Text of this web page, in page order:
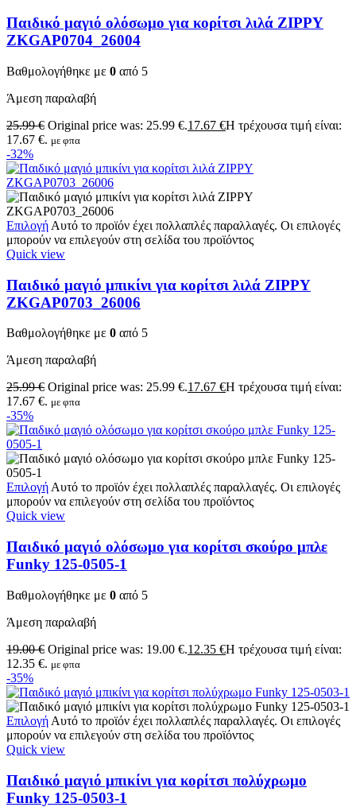
Παιδικό μαγιό ολόσωμο για κορίτσι λιλά ZIPPY
ZKGAP0704_26004
Βαθμολογήθηκε με 0 από 5
Άμεση παραλαβή
25.99€ Original price was: 25.99 €.17.67 €Η τρέχουσα τιμή είναι:
17.67 €. με φπα
-32%
Επιλογή Αυτό το προϊόν έχει πολλαπλές παραλλαγές. Οι επιλογές
μπορούν να επιλεγούν στη σελίδα του προϊόντος
Quick view
Παιδικό μαγιό μπικίνι για κορίτσι λιλά ZIPPY
ZKGAP0703_26006
Βαθμολογήθηκε με 0 από 5
Άμεση παραλαβή
25.99€ Original price was: 25.99 €.17.67 €Η τρέχουσα τιμή είναι:
17.67 €. με φπα
-35%
ΕπιλογήΑυτό το προϊόν έχει πολλαπλές παραλλαγές. Οι επιλογές
μπορούν να επιλεγούν στη σελίδα του προϊόντος
Quick view
Παιδικό μαγιό ολόσωμο για κορίτσι σκούρο μπλε
Funky 125-0505-1
Βαθμολογήθηκε με 0 από 5
Άμεση παραλαβή
19.00€ Original price was: 19.00 €.12.35 €Η τρέχουσα τιμή είναι:
12.35 €. με φπα
-35%
Επιλογή Αυτό το προϊόν έχει πολλαπλές παραλλαγές. Οι επιλογές
μπορούν να επιλεγούν στη σελίδα του προϊόντος
Quick view
Παιδικό μαγιό μπικίνι για κορίτσι πολύχρωμο
Funky 125-0503-1